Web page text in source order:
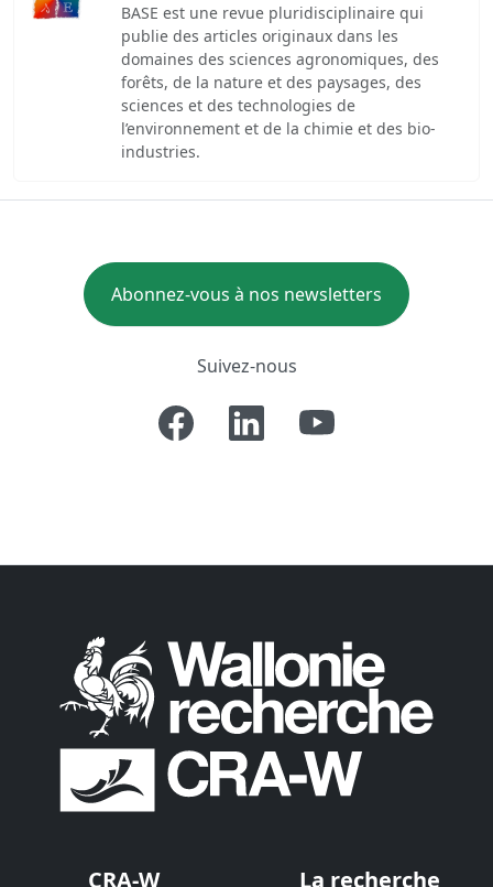
BASE est une revue pluridisciplinaire qui
publie des articles originaux dans les
domaines des sciences agronomiques, des
forêts, de la nature et des paysages, des
sciences et des technologies de
l’environnement et de la chimie et des bio-
industries.
Abonnez-vous à nos newsletters
Suivez-nous
CRA-W La recherche